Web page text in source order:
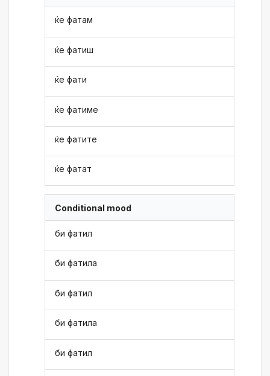
ќе фатам
ќе фатиш
ќе фати
ќе фатиме
ќе фатите
ќе фатат
Conditional mood
би фатил
би фатила
би фатил
би фатила
би фатил